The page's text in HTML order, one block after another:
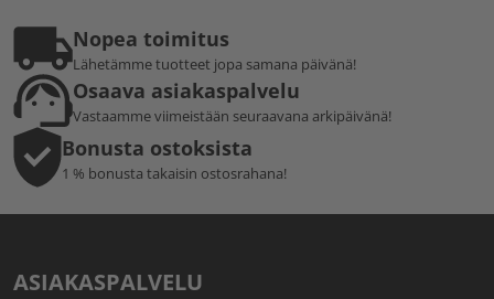
Nopea toimitus
Lähetämme tuotteet jopa samana päivänä!
Osaava asiakaspalvelu
Vastaamme viimeistään seuraavana arkipäivänä!
Bonusta ostoksista
1 % bonusta takaisin ostosrahana!
ASIAKASPALVELU